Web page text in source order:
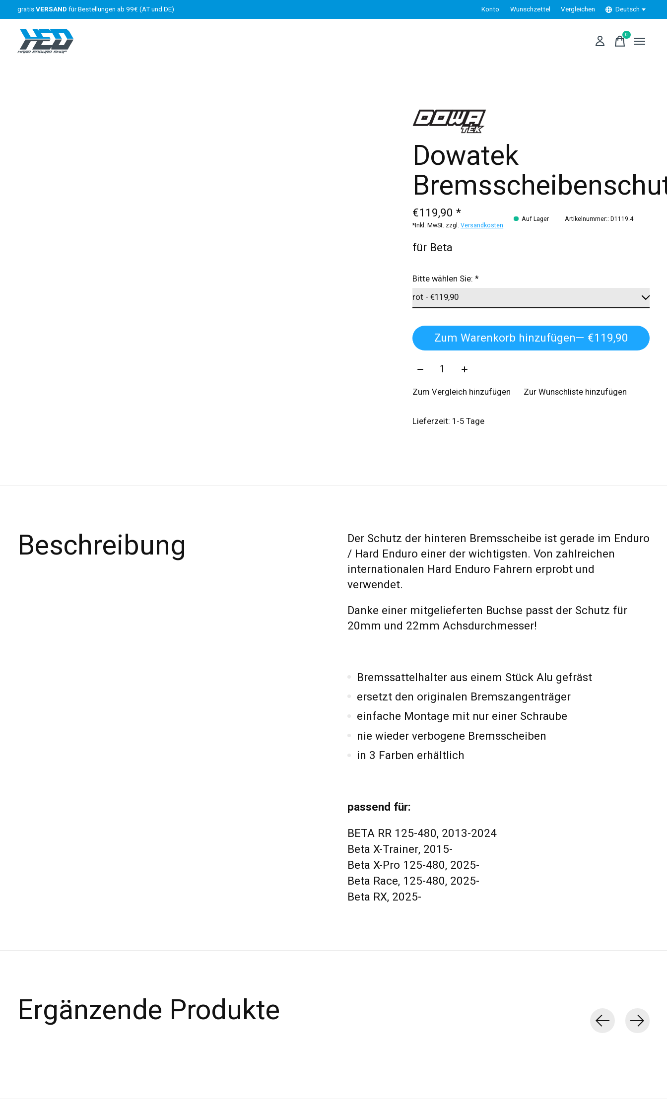
gratisVERSAND für Bestellungen ab 99€ (AT und DE) Konto Wunschzettel Vergleichen Deutsch
0items
Dowatek
€119,90 *
*Inkl. MwSt. zzgl.Versandkosten
Auf Lager Artikelnummer:: D1119.4
für Beta
Bitte wählen Sie:*
Zum Warenkorb hinzufügen
— €119,90
Menge:
Zum Vergleich hinzufügen Zur Wunschliste hinzufügen
Lieferzeit: 1-5 Tage
Beschreibung
Der Schutz der hinteren Bremsscheibe ist gerade im Enduro
/ Hard Enduro einer der wichtigsten. Von zahlreichen
internationalen Hard Enduro Fahrern erprobt und
verwendet.
Danke einer mitgelieferten Buchse passt der Schutz für
20mm und 22mm Achsdurchmesser!
Bremssattelhalter aus einem Stück Alu gefräst
ersetzt den originalen Bremszangenträger
einfache Montage mit nur einer Schraube
nie wieder verbogene Bremsscheiben
in 3 Farben erhältlich
passend für:
BETA RR 125-480, 2013-2024
Beta X-Trainer, 2015-
Beta X-Pro 125-480, 2025-
Beta Race, 125-480, 2025-
Beta RX, 2025-
Ergänzende Produkte